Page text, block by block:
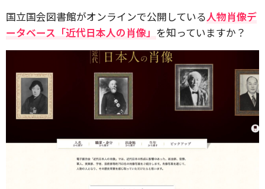
国立国会図書館がオンラインで公開している人物肖像デ
ータベース「近代日本人の肖像」 を知っていますか？